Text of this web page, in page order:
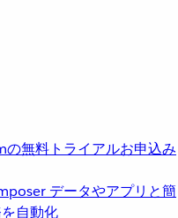
無料トライアルお申込み
データやアプリと簡
自動化